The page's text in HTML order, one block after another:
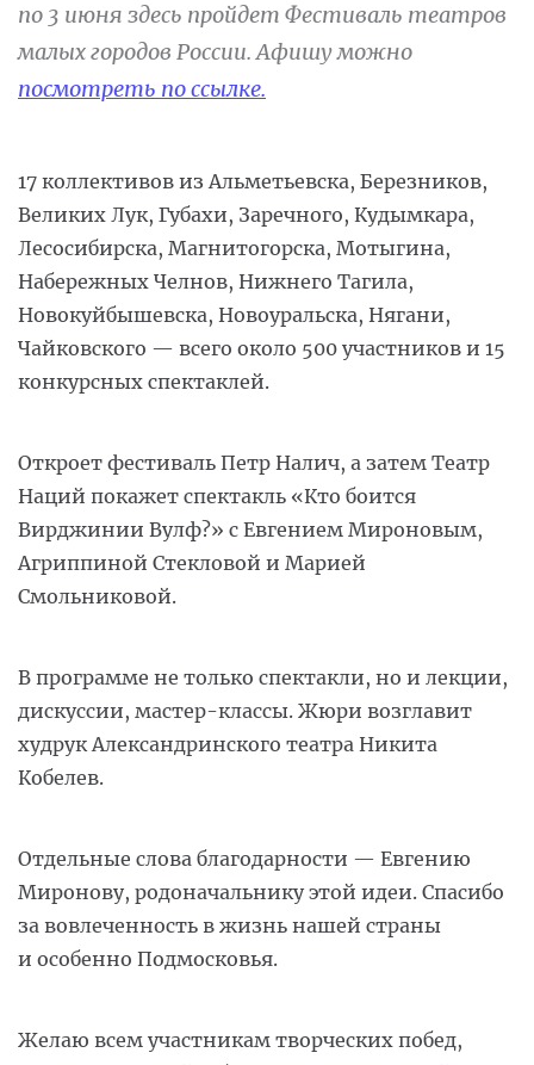
по 3 июня здесь пройдет Фестиваль театров
малых городов России. Афишу можно
посмотреть по ссылке.
17 коллективов из Альметьевска, Березников,
Великих Лук, Губахи, Заречного, Кудымкара,
Лесосибирска, Магнитогорска, Мотыгина,
Набережных Челнов, Нижнего Тагила,
Новокуйбышевска, Новоуральска, Нягани,
Чайковского — всего около 500 участников и 15
конкурсных спектаклей.
Откроет фестиваль Петр Налич, а затем Театр
Наций покажет спектакль «Кто боится
Вирджинии Вулф?» с Евгением Мироновым,
Агриппиной Стекловой и Марией
Смольниковой.
В программе не только спектакли, но и лекции,
дискуссии, мастер-классы. Жюри возглавит
худрук Александринского театра Никита
Кобелев.
Отдельные слова благодарности — Евгению
Миронову, родоначальнику этой идеи. Спасибо
за вовлеченность в жизнь нашей страны
и особенно Подмосковья.
Желаю всем участникам творческих побед,